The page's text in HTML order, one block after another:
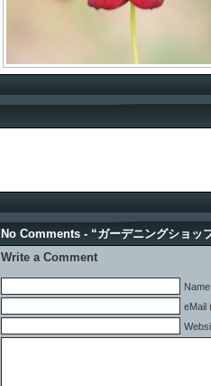
No Comments - “ガーデニングショッ
Write a Comment
eMail